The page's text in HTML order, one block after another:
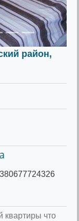
район,
380677724326
квартиры что